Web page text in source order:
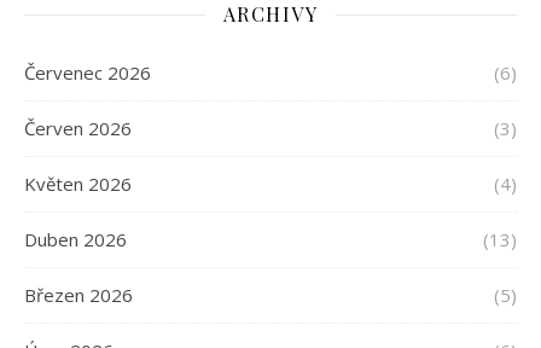
ARCHIVY
Červenec 2026 (6)
Červen 2026 (3)
Květen 2026 (4)
Duben 2026 (13)
Březen 2026 (5)